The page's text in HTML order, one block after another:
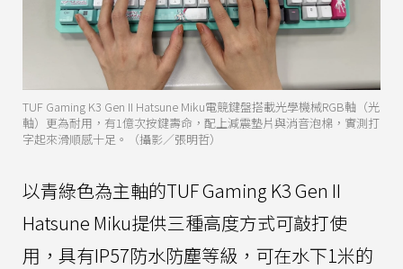
TUF Gaming K3 Gen II Hatsune Miku電競鍵盤搭載光學機械RGB軸（光
軸）更為耐用，有1億次按鍵壽命，配上減震墊片與消音泡棉，實測打
字起來滑順感十足。（攝影／張明哲）
以青綠色為主軸的TUF Gaming K3 Gen II
Hatsune Miku提供三種高度方式可敲打使
用，具有IP57防水防塵等級，可在水下1米的